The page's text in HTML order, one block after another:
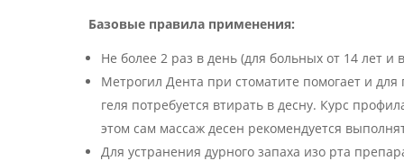
Базовые правила применения:
Не более 2 раз в день (для больных от 14 лет
Метрогил Дента при стоматите помогает и
геля потребуется втирать в десну. Курс
этом сам массаж десен рекомендуется
Для устранения дурного запаха изо рта